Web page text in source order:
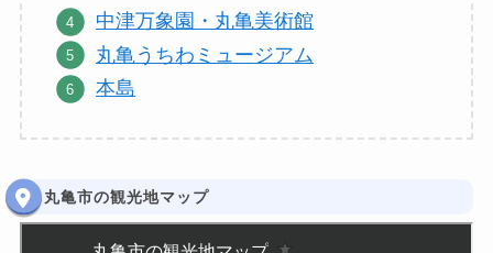
中津万象園・丸亀美術館
丸亀うちわミュージアム
本島
丸亀市の観光地マップ